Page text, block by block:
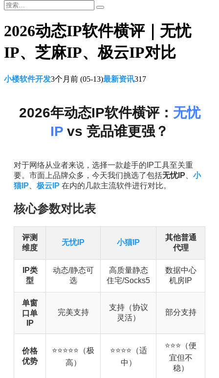
2026动态IP软件横评｜无忧
IP、芝麻IP、极云IP对比
小楼软件开发3个月前 (05-13)最新资讯317
2026年动态IP软件横评： 无忧
IP vs 竞品谁更强？
对于网络从业者来说，选择一款趁手的IP工具至关重
要。市面上品牌众多，今天我们挑选了包括无忧IP
小
猫IP
极云IP 在内的几款主流软件进行对比。
核心参数对比表
评测
维度
无忧IP 小猫IP
其他普通
代理
IP类
型
动态/静态可
选
高质量静态
住宅/Socks5
数据中心
机房IP
单窗
口单
IP
完美支持
支持（协议
灵活）
部分支持
价格
优势
⭐⭐⭐⭐⭐（极
高）
⭐⭐⭐⭐（适
中）
⭐⭐⭐（便
宜但不
稳）